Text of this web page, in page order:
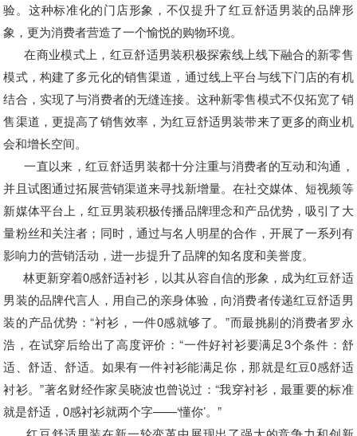
验。这种标准化的门店形象，不仅提升了红豆舒适男装的品牌形
象，更为消费者营造了一个愉悦的购物环境。
在商业模式上，红豆舒适男装积极探索线上线下融合的新零售
模式，构建了多元化的销售渠道，通过线上平台与线下门店的有机
结合，实现了与消费者的无缝连接。这种新零售模式不仅拓宽了销
售渠道，更提高了销售效率，为红豆舒适男装带来了更多的商业机
会和增长空间。
一直以来，红豆舒适男装都十分注重与消费者的互动和沟通，
并且试图通过拓展营销渠道来寻找新增量。在社交媒体、短视频等
新媒体平台上，红豆男装积极传播品牌理念和产品优势，吸引了大
量粉丝和关注者；同时，通过与名人明星的合作，开展了一系列有
影响力的营销活动，进一步提升了品牌的知名度和美誉度。
林更新穿着0感舒适衬衫，以其从容自信的形象，成为红豆舒适
男装的品牌代言人，用自己的亲身体验，向消费者传递红豆舒适男
装的产品优势：“衬衫，一件0感就够了。”而最挑剔的消费者罗永
浩，在试穿后给出了高度评价：“一件好衬衫要满足3个条件：舒
适、舒适、舒适。如果有一件衬衫能满足你，那就是红豆0感舒适
衬衫。”著名财经作家吴晓波也曾说过：“我穿衬衫，最重要的标准
就是舒适，0感衬衫就两个字——‘懂你’。”